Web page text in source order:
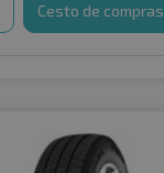
Cesto de compras